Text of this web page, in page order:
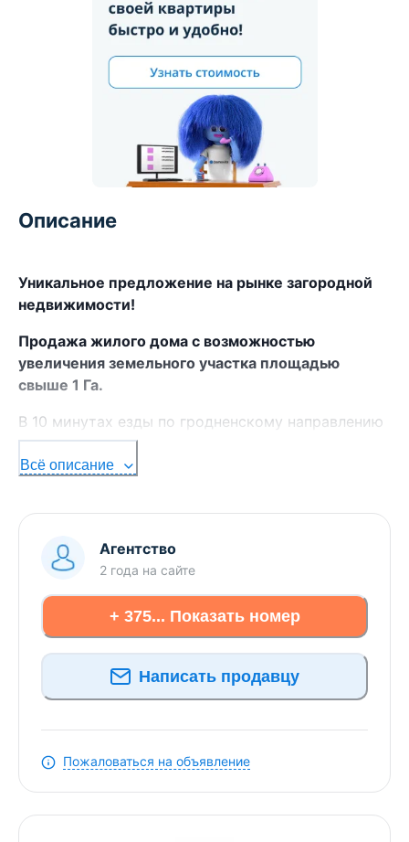
Описание
Уникальное предложение на рынке загородной
недвижимости!
Продажа жилого дома с возможностью
увеличения земельного участка площадью
свыше 1 Га.
В 10 минутах езды по гродненскому направлению
Вы можете стать владельцем дома с участком.
Предлагается к продаже земельный участок с
· гостевой кирпичный дом общей площадью
· каркасный дом с мансардным этажом;
· баня (полностью готова и введена в
эксплуатацию);
· хозяйственные постройки.
Каждое строение оборудовано водонагревателем.
Коммуникации:
Всё описание
Агентство
2 года на сайте
+ 375... Показать номер
Написать продавцу
Пожаловаться на объявление